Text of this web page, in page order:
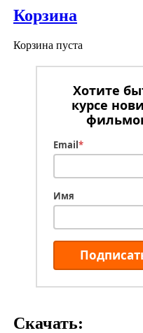
Корзина
Корзина пуста
Хотите
курсе
Email*
Имя
Скачать: